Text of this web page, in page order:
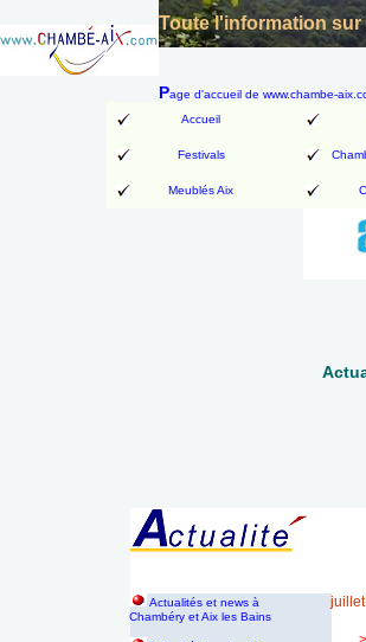
Toute l'information sur
Page d'accueil de www.chambe-
Accueil
Festivals
Meublés Aix
Actualités et news à
Chambéry et Aix les Bains